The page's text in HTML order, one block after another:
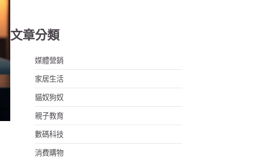
文章分類
媒體營銷
家居生活
貓奴狗奴
親子教育
數碼科技
消費購物